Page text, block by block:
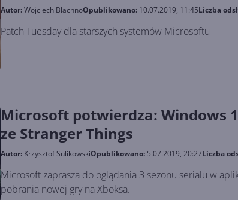
Autor:Wojciech BłachnoOpublikowano: 10.07.2019, 11:45Liczba
Patch Tuesday dla starszych systemów Microsoftu
Microsoft potwierdza: Windows
ze Stranger Things
Autor: Krzysztof SulikowskiOpublikowano: 5.07.2019, 20:27Liczba
Microsoft zaprasza do oglądania 3 sezonu serialu w
pobrania nowej gry na Xboksa.